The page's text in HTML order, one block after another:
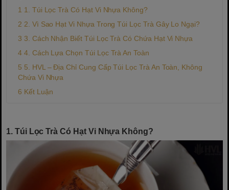
1. Túi Lọc Trà Có Hạt Vi Nhựa Không?
2. Vì Sao Hạt Vi Nhựa Trong Túi Lọc Trà Gây Lo Ngại?
3. Cách Nhận Biết Túi Lọc Trà Có Chứa Hạt Vi Nhựa
4. Cách Lựa Chọn Túi Lọc Trà An Toàn
5. HVL – Địa Chỉ Cung Cấp Túi Lọc Trà An Toàn, Không
Chứa Vi Nhựa
Kết Luận
1. Túi Lọc Trà Có Hạt Vi Nhựa Không?